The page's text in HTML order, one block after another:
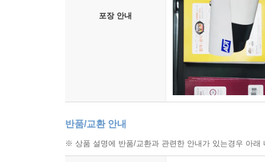
포장 안내
반품/교환 안내
※ 상품 설명에 반품/교환과 관련한 안내가 있는경우 아